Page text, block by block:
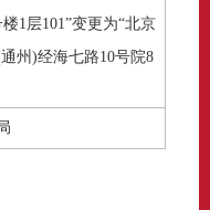
1层101”变更为“北京
州)经海七路10号院8